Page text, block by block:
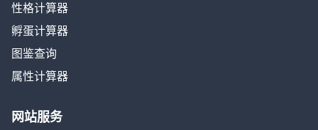
性格计算器
孵蛋计算器
图鉴查询
属性计算器
网站服务